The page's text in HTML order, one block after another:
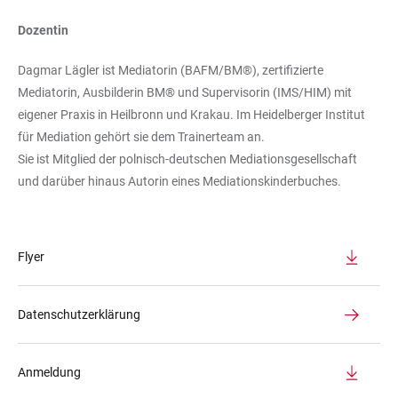
Dozentin
Dagmar Lägler ist Mediatorin (BAFM/BM®), zertifizierte
Mediatorin, Ausbilderin BM® und Supervisorin (IMS/HIM) mit
eigener Praxis in Heilbronn und Krakau. Im Heidelberger Institut
für Mediation gehört sie dem Trainerteam an.
Sie ist Mitglied der polnisch-deutschen Mediationsgesellschaft
und darüber hinaus Autorin eines Mediationskinderbuches.
Flyer
Datenschutzerklärung
Anmeldung